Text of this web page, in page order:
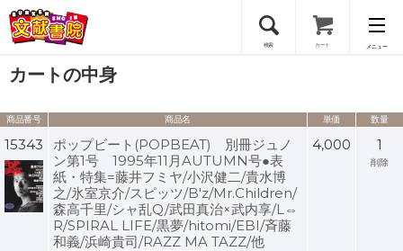
検索 カート メニュー
会員登録
ログイン
カートの中身
商品番号 商品名 単価 数量
15343
ポップビート(POPBEAT) 別冊ジュノ
ン第1号 1995年11月AUTUMN号●表
紙・特集=藤井フミヤ/小沢健二/貴水博
之/氷室京介/スピッツ/B'z/Mr.Children/
森高千里/シャ乱Q/武田真治×武内享/L⇔
R/SPIRAL LIFE/黒夢/hitomi/EBI/斉藤
和義/浜崎貴司/RAZZ MA TAZZ/他
4,000 1
削除